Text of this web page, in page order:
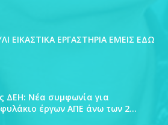
ΕΙΚΑΣΤΙΚΑ ΕΡΓΑΣΤΗΡΙΑ ΕΜΕΙΣ ΕΔΩ
ΔΕΗ: Νέα συμφωνία για
έργων ΑΠΕ άνω των 2...